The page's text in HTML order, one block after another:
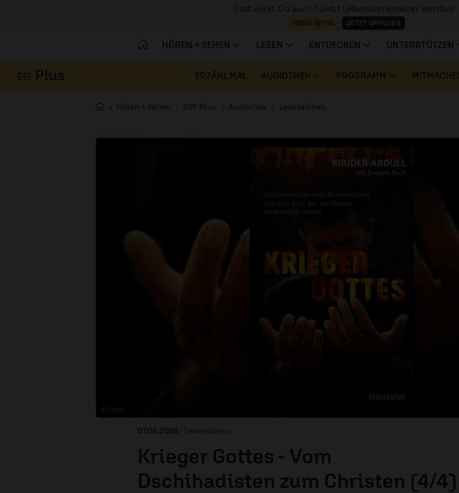
Gott wirkt. Du auch? Jetzt Lebensveränderer werden!
MEHR INFOS JETZT SPENDEN
HÖREN + SEHEN LESEN ENTDECKEN UNTERSTÜTZEN
ERZÄHL MAL AUDIOTHEK PROGRAMM
Startseite
Hören + Sehen ERF Plus Audiothek Lesezeichen
07.05.2026 / Lesezeichen
Krieger Gottes - Vom
Dschihadisten zum Christen (4/4)